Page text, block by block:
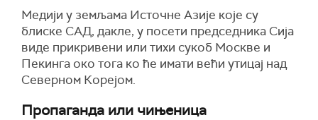
Медији у земљама Источне Азије које су
блиске САД, дакле, у посети председника Сија
виде прикривени или тихи сукоб Москве и
Пекинга око тога ко ће имати већи утицај над
Северном Корејом.
Пропаганда или чињеница